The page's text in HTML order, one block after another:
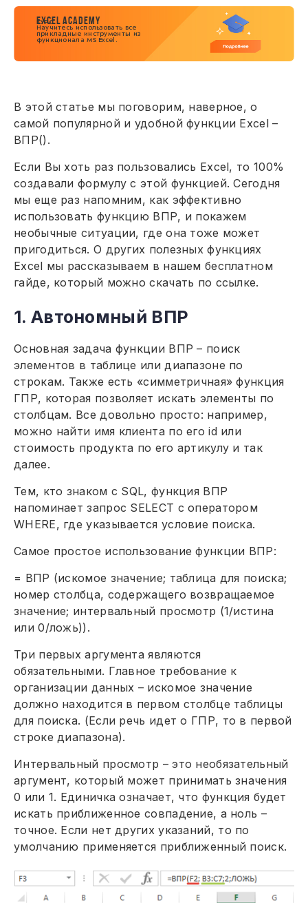
КУРС
EXCEL ACADEMY
Научитесь использовать все
прикладные инструменты из
функционала MS Excel.
В этой статье мы поговорим, наверное, о
самой популярной и удобной функции Excel –
ВПР().
Если Вы хоть раз пользовались Excel, то 100%
создавали формулу с этой функцией. Сегодня
мы еще раз напомним, как эффективно
использовать функцию ВПР, и покажем
необычные ситуации, где она тоже может
пригодиться. О других полезных функциях
Excel мы рассказываем в нашем бесплатном
гайде, который можно скачать по ссылке.
1. Автономный ВПР
Основная задача функции ВПР – поиск
элементов в таблице или диапазоне по
строкам. Также есть «симметричная» функция
ГПР, которая позволяет искать элементы по
столбцам. Все довольно просто: например,
можно найти имя клиента по его id или
стоимость продукта по его артикулу и так
далее.
Тем, кто знаком с SQL, функция ВПР
напоминает запрос SELECT c оператором
WHERE, где указывается условие поиска.
Самое простое использование функции ВПР:
= ВПР (искомое значение; таблица для поиска;
номер столбца, содержащего возвращаемое
значение; интервальный просмотр (1/истина
или 0/ложь)).
Три первых аргумента являются
обязательными. Главное требование к
организации данных – искомое значение
должно находится в первом столбце таблицы
для поиска. (Если речь идет о ГПР, то в первой
строке диапазона).
Интервальный просмотр – это необязательный
аргумент, который может принимать значения
0 или 1. Единичка означает, что функция будет
искать приближенное совпадение, а ноль –
точное. Если нет других указаний, то по
умолчанию применяется приближенный поиск.